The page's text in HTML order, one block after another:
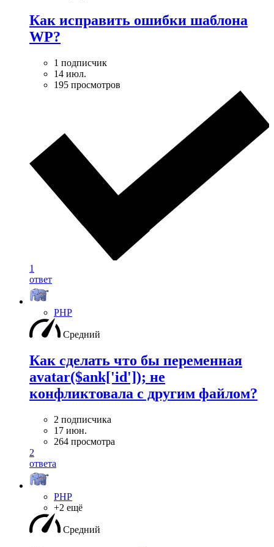
Как исправить ошибки шаблона
WP?
1 подписчик
14 июл.
195 просмотров
1
ответ
PHP
Средний
Как сделать что бы переменная
avatar($ank['id']); не
конфликтовала с другим файлом?
2 подписчика
17 июн.
264 просмотра
2
ответа
PHP
+2 ещё
Средний